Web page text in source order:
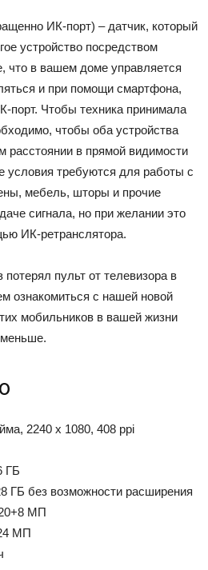
ИК-порт) – датчик, который
устройство посредством
что в вашем доме управляется
и при помощи смартфона,
порт. Чтобы техника принимала
чтобы оба устройства
расстоянии в прямой видимости
условия требуются для работы с
мебель, шторы и прочие
сигнала, но при желании это
ИК-ретранслятора.
пульт от телевизора в
ознакомиться с нашей новой
мобильников в вашей жизни
2240 х 1080, 408 ppi
ГБ
ГБ без возможности расширения
МП
МП